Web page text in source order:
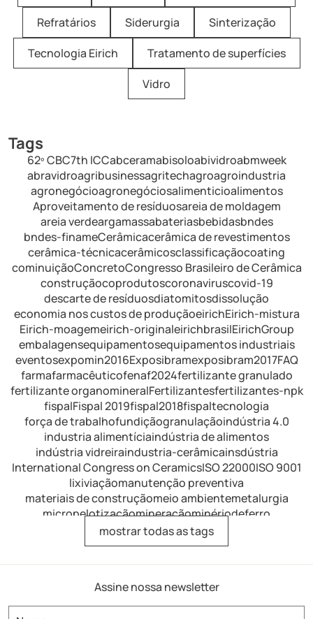
Refratários
Siderurgia
Sinterização
Tecnologia Eirich
Tratamento de superfícies
Vidro
Tags
62º CBC7th ICCabceramabisoloabividroabmweek
abravidroagribusinessagritechagroagroindustria
agronegócioagronegóciosalimenticioalimentos
Aproveitamento de resíduosareia de moldagem
areia verdeargamassabateriasbebidasbndes
bndes-finameCerâmicacerâmica de revestimentos
cerâmica-técnicacerâmicosclassificaçãocoating
cominuiçãoConcretoCongresso Brasileiro de Cerâmica
construçãocoprodutoscoronaviruscovid-19
descarte de resíduosdiatomitosdissolução
economia nos custos de produçãoeirichEirich-mistura
Eirich-moagemeirich-originaleirichbrasilEirichGroup
embalagensequipamentosequipamentos industriais
eventosexpomin2016Exposibramexposibram2017FAQ
farmafarmacêuticofenaf2024fertilizante granulado
fertilizante organomineralFertilizantesfertilizantes-npk
fispalFispal 2019fispal2018fispaltecnologia
força de trabalhofundiçãogranulaçãoindústria 4.0
industria alimentíciaindústria de alimentos
indústria vidreiraindustria-cerâmicainsdústria
International Congress on CeramicsISO 22000ISO 9001
lixiviaçãomanutenção preventiva
materiais de construçãomeio ambientemetalurgia
micropelotizaçãomineraçãominériodeferro
minérios de ferromisturamistura de fertilizantes
mistura intensivamistura-industrialmisturador
misturador para argamassamisturador para fertilizantes
misturador para refratáriosmisturador-eirich
mostrar todas as tags
Assine nossa newsletter